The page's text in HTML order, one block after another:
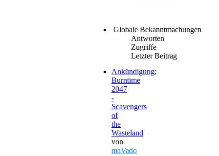
Globale Bekanntmachungen
Antworten
Zugriffe
Letzter Beitrag
Ankündigung:
Burntime
2047
-
Scavengers
of
the
Wasteland
von
maVado